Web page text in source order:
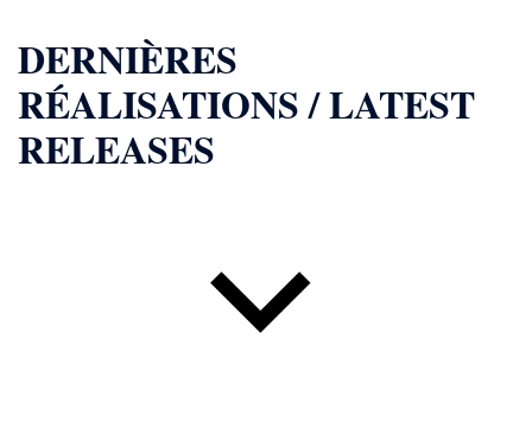
DERNIÈRES
RÉALISATIONS / LATEST
RELEASES